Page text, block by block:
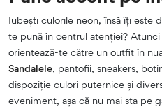
Iubești culorile neon, însă îți este
te pună în centrul atenției?
orientează-te către un outfit în
Sandalele, pantofii, sneakers,
dispoziție culori puternice și
eveniment, așa că nu mai sta pe